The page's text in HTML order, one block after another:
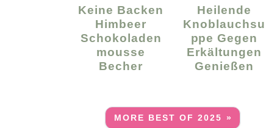
Keine Backen
Himbeer
Schokoladen
Mousse
Becher
Heilende
Knoblauchsu
Ppe Gegen
Erkältungen
Genießen
MORE BEST OF 2025 »